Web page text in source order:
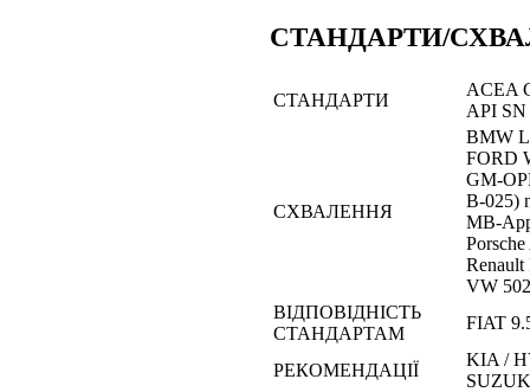
СТАНДАРТИ/
СТАНДАРТИ
ACEA
API SN
СХВАЛЕННЯ
BMW
FORD
GM-
B-025)
MB-
Renault
VW
ВІДПОВІДНІСТЬ
СТАНДАРТАМ
FIAT
РЕКОМЕНДАЦІЇ
KIA /